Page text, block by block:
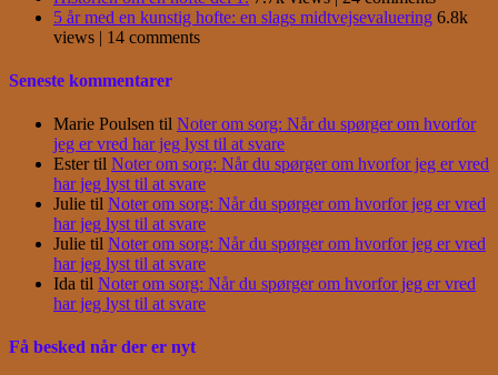
5 år med en kunstig hofte: en slags midtvejsevaluering 6.8k
views | 14 comments
Seneste kommentarer
Marie Poulsen til Noter om sorg: Når du spørger om hvorfor
jeg er vred har jeg lyst til at svare
Estertil Noter om sorg: Når du spørger om hvorfor jeg er vred
har jeg lyst til at svare
Julie til Noter om sorg: Når du spørger om hvorfor jeg er vred
har jeg lyst til at svare
Julie til Noter om sorg: Når du spørger om hvorfor jeg er vred
har jeg lyst til at svare
Ida til Noter om sorg: Når du spørger om hvorfor jeg er vred
har jeg lyst til at svare
Få besked når der er nyt